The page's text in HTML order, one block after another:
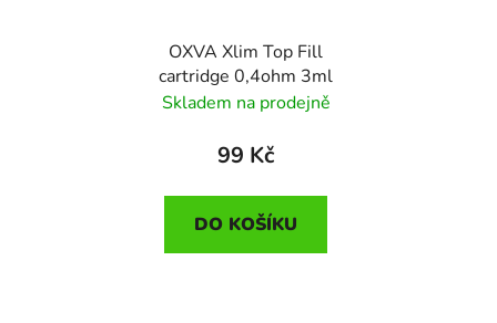
OXVA Xlim Top Fill
cartridge 0,4ohm 3ml
Skladem na prodejně
99 Kč
DO KOŠÍKU